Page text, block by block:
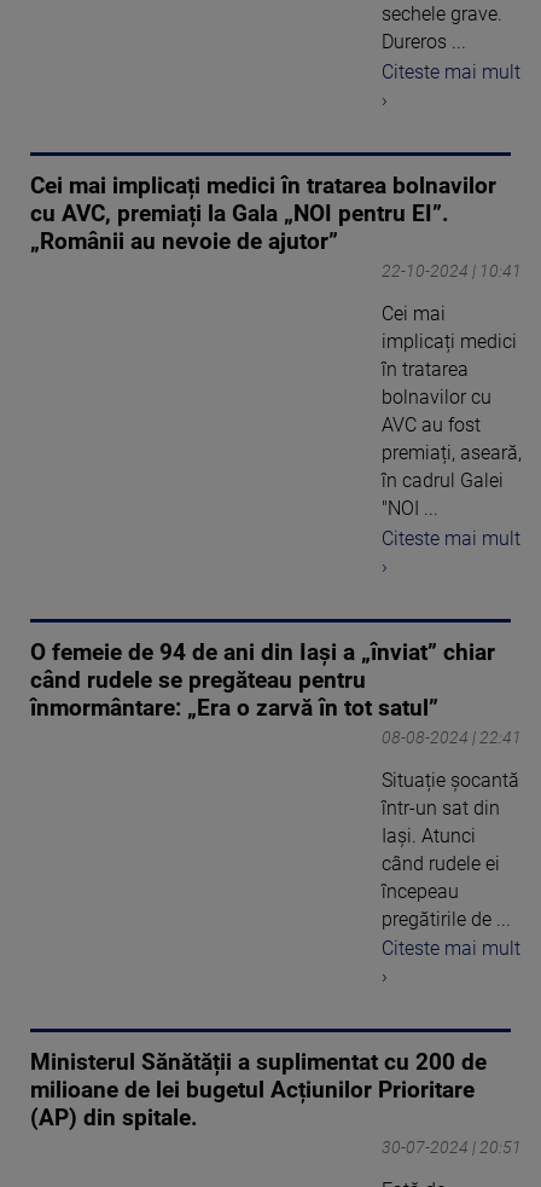
sechele grave.
Dureros ...
Citeste mai mult
›
Cei mai implicați medici în tratarea bolnavilor
cu AVC, premiați la Gala „NOI pentru EI”.
„Românii au nevoie de ajutor”
22-10-2024 | 10:41
Cei mai
implicați medici
în tratarea
bolnavilor cu
AVC au fost
premiați, aseară,
în cadrul Galei
"NOI ...
Citeste mai mult
›
O femeie de 94 de ani din Iași a „înviat” chiar
când rudele se pregăteau pentru
înmormântare: „Era o zarvă în tot satul”
08-08-2024 | 22:41
Situație șocantă
într-un sat din
Iași. Atunci
când rudele ei
începeau
pregătirile de ...
Citeste mai mult
›
Ministerul Sănătății a suplimentat cu 200 de
milioane de lei bugetul Acțiunilor Prioritare
(AP) din spitale.
30-07-2024 | 20:51